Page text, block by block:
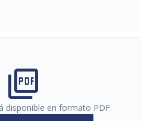
picture_as_pdf
disponible en formato PDF